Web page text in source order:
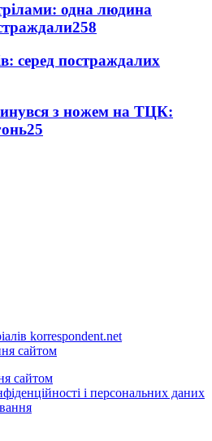
одна людина
258
серед постраждалих
з ножем на ТЦК:
25
korrespondent.net
сайтом
сайтом
і персональних даних